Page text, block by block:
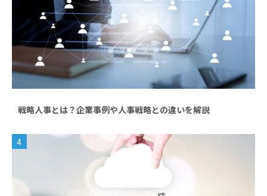
戦略人事とは？企業事例や人事戦略との違いを解説
4